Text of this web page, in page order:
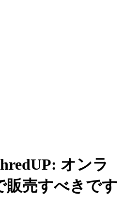
オンラ
販売すべきです